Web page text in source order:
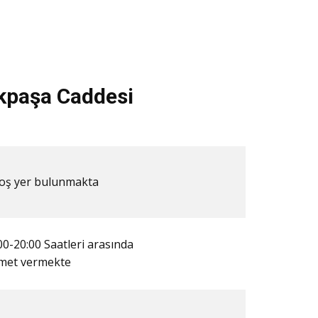
Caddesi
yer bulunmakta
20:00 Saatleri arasında
vermekte